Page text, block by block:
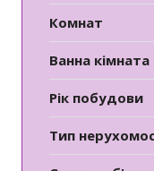
Комнат
Ванна кімната
Рік побудови
Тип